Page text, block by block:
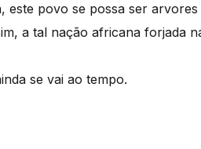
este povo se possa ser
a tal nação africana forjada
se vai ao tempo.